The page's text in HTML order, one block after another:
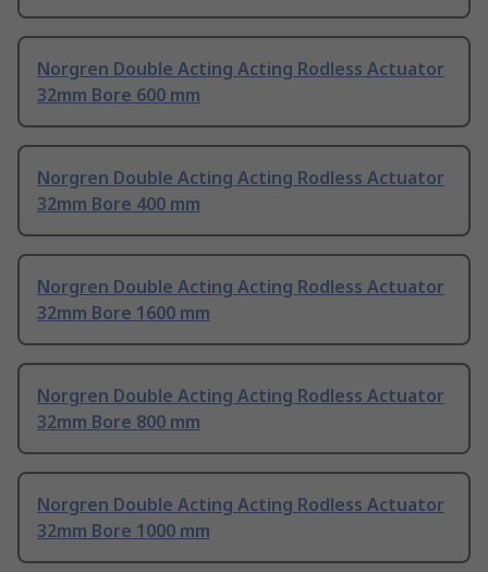
Norgren Double Acting Acting Rodless Actuator
32mm Bore 600 mm
Norgren Double Acting Acting Rodless Actuator
32mm Bore 400 mm
Norgren Double Acting Acting Rodless Actuator
32mm Bore 1600 mm
Norgren Double Acting Acting Rodless Actuator
32mm Bore 800 mm
Norgren Double Acting Acting Rodless Actuator
32mm Bore 1000 mm